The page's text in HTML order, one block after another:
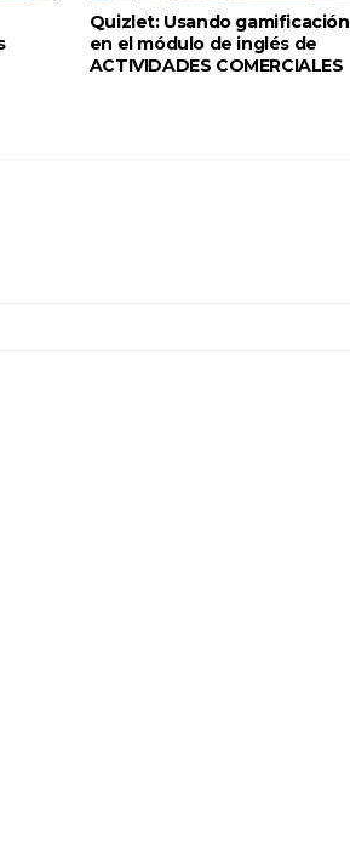
Quizlet: Usando gamificación
en el módulo de inglés de
ACTIVIDADES COMERCIALES